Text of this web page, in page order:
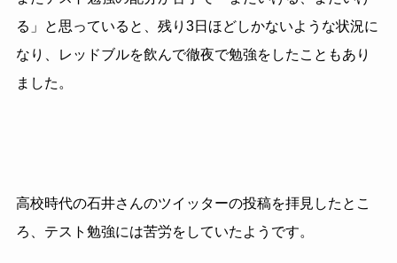
る」と思っていると、残り3日ほどしかないような状況に
なり、レッドブルを飲んで徹夜で勉強をしたこともあり
ました。
高校時代の石井さんのツイッターの投稿を拝見したとこ
ろ、テスト勉強には苦労をしていたようです。